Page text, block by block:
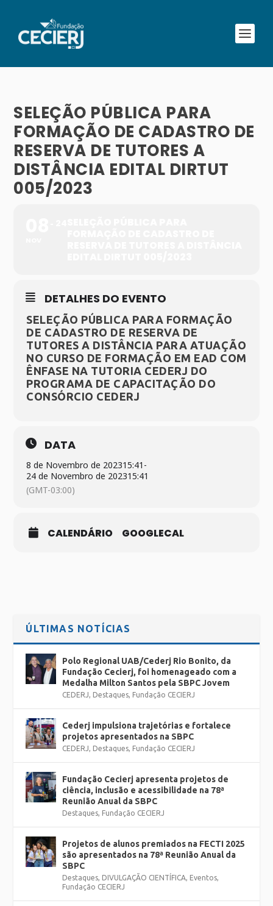
SELEÇÃO PÚBLICA PARA
FORMAÇÃO DE CADASTRO DE
RESERVA DE TUTORES A
DISTÂNCIA EDITAL DIRTUT
005/2023
DETALHES DO EVENTO
SELEÇÃO PÚBLICA PARA FORMAÇÃO
DE CADASTRO DE RESERVA DE
TUTORES A DISTÂNCIA PARA ATUAÇÃO
NO CURSO DE FORMAÇÃO EM EAD COM
ÊNFASE NA TUTORIA CEDERJ DO
PROGRAMA DE CAPACITAÇÃO DO
CONSÓRCIO CEDERJ
DATA
8 de Novembro de 202315:41 -
24 de Novembro de 202315:41
(GMT-03:00)
CALENDÁRIO GOOGLECAL
ÚLTIMAS NOTÍCIAS
Polo Regional UAB/Cederj Rio Bonito, da
Fundação Cecierj, foi homenageado com a
Medalha Milton Santos pela SBPC Jovem
CEDERJ, Destaques, Fundação CECIERJ
Cederj impulsiona trajetórias e fortalece
projetos apresentados na SBPC
CEDERJ, Destaques, Fundação CECIERJ
Fundação Cecierj apresenta projetos de
ciência, inclusão e acessibilidade na 78ª
Reunião Anual da SBPC
Destaques, Fundação CECIERJ
Projetos de alunos premiados na FECTI 2025
são apresentados na 78ª Reunião Anual da
SBPC
Destaques, DIVULGAÇÃO CIENTÍFICA, Eventos,
Fundação CECIERJ